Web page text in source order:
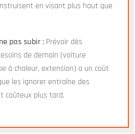
en visant plus haut que
pas subir : Prévoir dès
de demain (voiture
à chaleur, extension) a un coût
les ignorer entraîne des
coûteux plus tard.